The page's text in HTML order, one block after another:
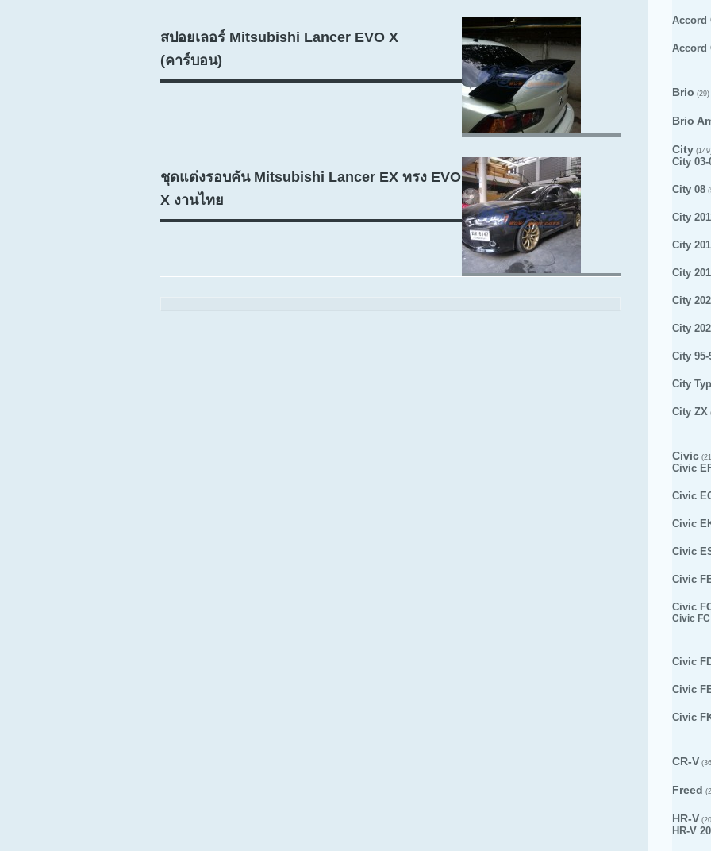
สปอยเลอร์ Mitsubishi Lancer EVO X
(คาร์บอน)
ชุดแต่งรอบคัน Mitsubishi Lancer EX ทรง EVO
X งานไทย
Accord
Accord
Brio (29)
Brio
City
City 03-
City 08
City
City
City
City
City
City 95-
City
City ZX
Civic
Civic
Civic
Civic
Civic
Civic
Civic
Civic
Civic
Civic
Civic
CR-V
Freed
HR-V
HR-V